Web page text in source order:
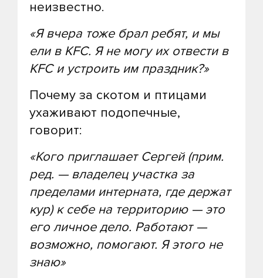
неизвестно.
«Я вчера тоже брал ребят, и мы
ели в KFC. Я не могу их отвести в
KFC и устроить им праздник?»
Почему за скотом и птицами
ухаживают подопечные,
говорит:
«Кого приглашает Сергей (прим.
ред. — владелец участка за
пределами интерната, где держат
кур) к себе на территорию — это
его личное дело. Работают —
возможно, помогают. Я этого не
знаю»